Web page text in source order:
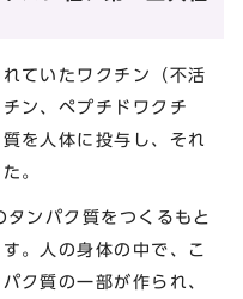
ていたワクチン（不活
ン、ペプチドワクチ
を人体に投与し、それ
。
ンパク質をつくるもと
。人の身体の中で、こ
ク質の一部が作られ、